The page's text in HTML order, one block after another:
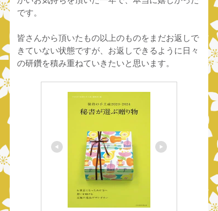
です。
皆さんから頂いたもの以上のものをまだお返しで
きていない状態ですが、お返しできるように日々
の研鑽を積み重ねていきたいと思います。